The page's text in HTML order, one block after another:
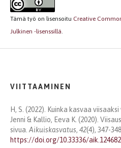
Tämä työ on lisensoitu Creative
Julkinen -lisenssillä.
VIITTAAMINEN
H, S. (2022). Kuinka kasvaa
Jenni & Kallio, Eeva K. (2020).
sivua. Aikuiskasvatus, 42(4), 347-348.
https://doi.org/10.33336/aik.124682